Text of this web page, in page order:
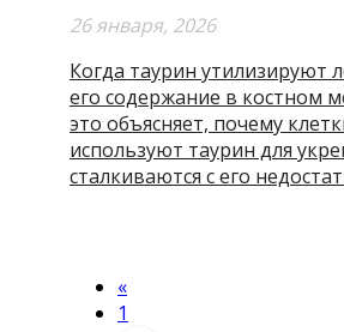
26 января, 2026
Когда таурин утилизируют
его содержание в костном
это объясняет, почему
используют таурин для
сталкиваются с его
«
1